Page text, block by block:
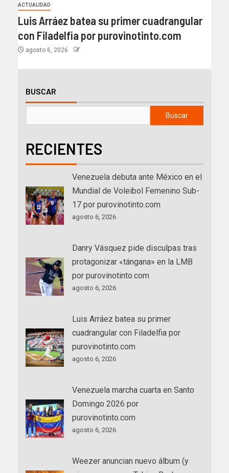
ACTUALIDAD
Luis Arráez batea su primer cuadrangular
con Filadelfia por purovinotinto.com
agosto 6, 2026
BUSCAR
Buscar
RECIENTES
Venezuela debuta ante México en el
Mundial de Voleibol Femenino Sub-
17 por purovinotinto.com
agosto 6, 2026
Danry Vásquez pide disculpas tras
protagonizar «tángana» en la LMB
por purovinotinto.com
agosto 6, 2026
Luis Arráez batea su primer
cuadrangular con Filadelfia por
purovinotinto.com
agosto 6, 2026
Venezuela marcha cuarta en Santo
Domingo 2026 por
purovinotinto.com
agosto 6, 2026
Weezer anuncian nuevo álbum (y